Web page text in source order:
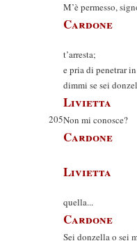
M’è permesso,
Cardone
t’arresta;
e pria di penetrar
dimmi se sei
Livietta
205Non mi conosce?
Cardone
Livietta
Non
quella...
Cardone
Sei donzella o sei